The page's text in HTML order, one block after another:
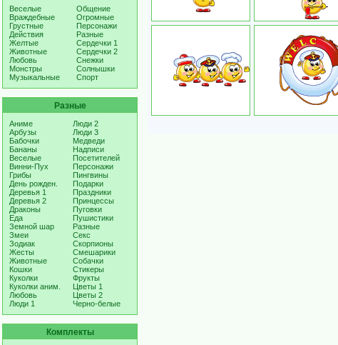
Веселые
Враждебные
Грустные
Действия
Желтые
Животные
Любовь
Монстры
Музыкальные
Общение
Огромные
Персонажи
Разные
Сердечки 1
Сердечки 2
Снежки
Солнышки
Спорт
Разные
Аниме
Арбузы
Бабочки
Бананы
Веселые
Винни-Пух
Грибы
День рожден.
Деревья 1
Деревья 2
Драконы
Еда
Земной шар
Змеи
Зодиак
Жесты
Животные
Кошки
Куколки
Куколки аним.
Любовь
Люди 1
Люди 2
Люди 3
Медведи
Надписи
Посетителей
Персонажи
Пингвины
Подарки
Праздники
Принцессы
Пуговки
Пушистики
Разные
Секс
Скорпионы
Смешарики
Собачки
Стикеры
Фрукты
Цветы 1
Цветы 2
Черно-белые
Комплекты